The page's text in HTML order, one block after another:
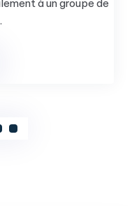
à un groupe de